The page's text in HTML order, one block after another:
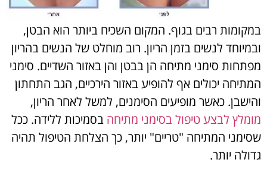
במקומות רבים בגוף. המקום השכיח ביותר הוא הבטן,
ובמיוחד לנשים בזמן הריון. רוב מוחלט של הנשים בהריון
מפתחות סימני מתיחה הן בבטן והן באזור השדיים. סימני
המתיחה יכולים אף להופיע באזור הירכיים, הגב התחתון
והישבן. כאשר מופיעים הסימנים, למשל לאחר הריון,
מומלץ לבצע טיפול בסימני מתיחה בסמיכות ללידה. ככל
שסימני המתיחה "טריים" יותר, כך הצלחת הטיפול תהיה
גדולה יותר.